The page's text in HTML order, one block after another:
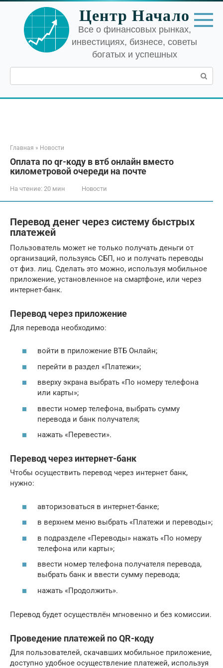
Перейти
контенту
Центр Начало
Все о финансовых рынках,
инвестициях, бизнесе, советы
богатых и успешных
Поиск:
Главная » Новости
Оплата по qr-коду в втб онлайн вместо
километровой очереди на почте
На чтение: 20 мин Новости
Перевод денег через систему быстрых
платежей
Пользователь может не только получать деньги от
организаций, пользуясь СБП, но и получать переводы
от физ. лиц. Сделать это можно, используя мобильное
приложение, установленное на смартфоне, или через
интернет-банк.
Перевод через приложение
Для перевода необходимо:
войти в приложение ВТБ Онлайн;
перейти в раздел «Платежи»;
вверху экрана выбрать «По номеру телефона
или карты»;
ввести номер телефона, выбрать сумму
перевода и банк получателя;
нажать «Перевести».
Перевод через интернет-банк
Чтобы осуществить перевод через интернет банк,
нужно:
авторизоваться в интернет-банке;
в верхнем меню выбрать «Платежи и переводы»;
в подразделе «Переводы» нажать «По номеру
телефона или карты»;
ввести номер телефона получателя перевода,
выбрать банк и ввести сумму перевода;
нажать «Продолжить».
Перевод будет осуществлён мгновенно и без комиссии.
Проведение платежей по QR-коду
Для пользователей, скачавших мобильное приложение,
доступно удобное осуществление платежей, используя